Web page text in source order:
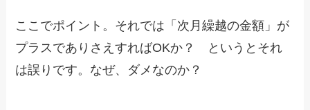
ここでポイント。それでは「次月繰越の金額」が
プラスでありさえすればOKか？ というとそれ
は誤りです。なぜ、ダメなのか？